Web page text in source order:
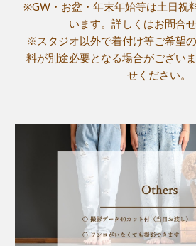
※GW・お盆・年末年始等は土日祝
います。詳しくはお問合せ
※スタジオ以外で着付け等ご希望
料が別途必要となる場合がござい
せください。